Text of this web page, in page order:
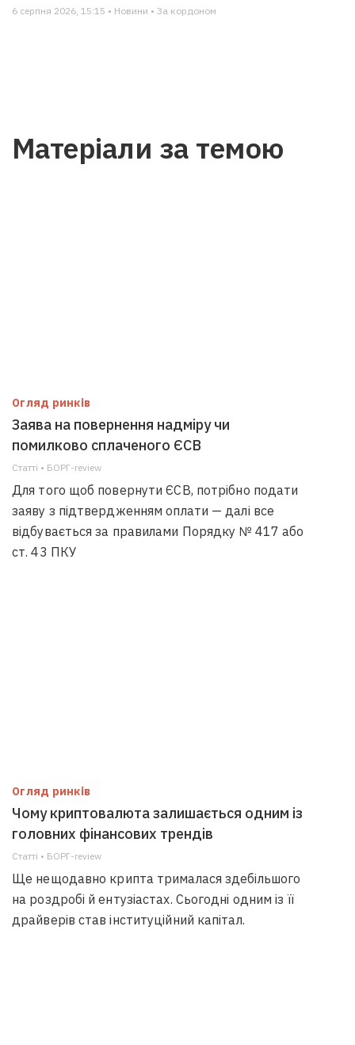
6 серпня 2026, 15:15 • Новини • За кордоном
Матеріали за темою
Огляд ринків
Заява на повернення надміру чи
помилково сплаченого ЄСВ
Статті • БОРГ-review
Для того щоб повернути ЄСВ, потрібно подати
заяву з підтвердженням оплати — далі все
відбувається за правилами Порядку № 417 або
ст. 43 ПКУ
Огляд ринків
Чому криптовалюта залишається одним із
головних фінансових трендів
Статті • БОРГ-review
Ще нещодавно крипта трималася здебільшого
на роздробі й ентузіастах. Сьогодні одним із її
драйверів став інституційний капітал.